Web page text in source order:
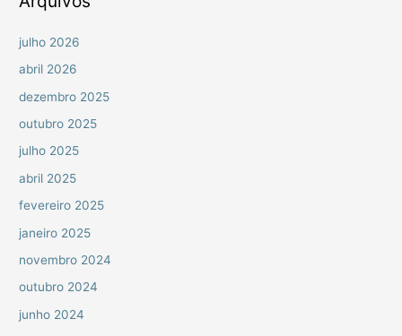
julho 2026
abril 2026
dezembro 2025
outubro 2025
julho 2025
abril 2025
fevereiro 2025
janeiro 2025
novembro 2024
outubro 2024
junho 2024